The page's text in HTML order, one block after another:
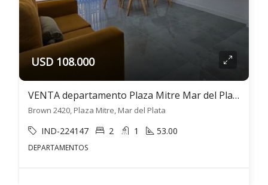
USD 108.000
VENTA departamento Plaza Mitre Mar del Plata 3 ambientes
Brown 2420, Plaza Mitre, Mar del Plata
IND-224147 2 1 53.00
DEPARTAMENTOS